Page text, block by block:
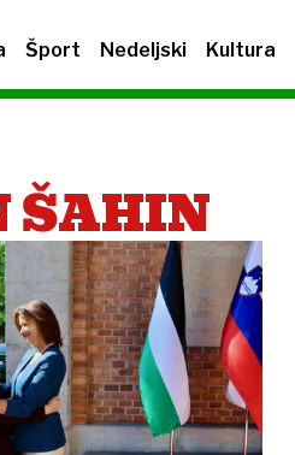
Šport Nedeljski Kultura
ŠAHIN